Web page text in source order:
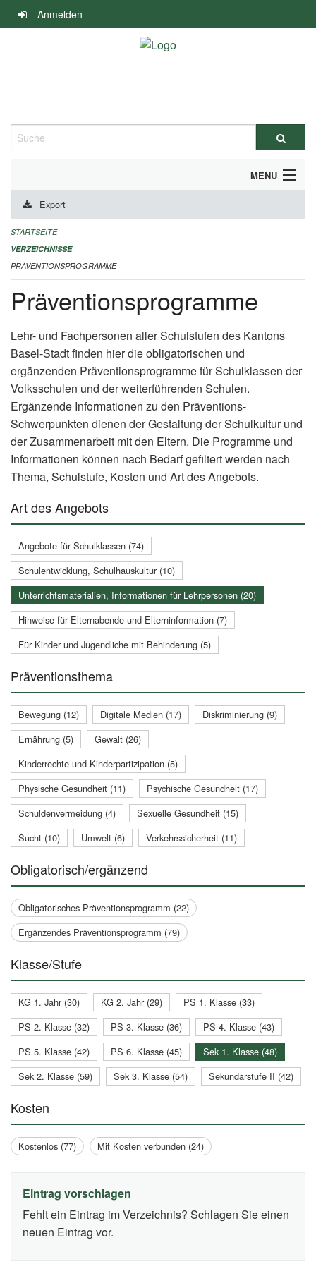
Navigation
überspringen
Anmelden
Suche
MENU
DURCHFÜHRUNG UND FINANZIERUNG
IMPRESSUM
Export
STARTSEITE
VERZEICHNISSE
PRÄVENTIONSPROGRAMME
Präventionsprogramme
Lehr- und Fachpersonen aller Schulstufen des Kantons
Basel-Stadt finden hier die obligatorischen und
ergänzenden Präventionsprogramme für Schulklassen der
Volksschulen und der weiterführenden Schulen.
Ergänzende Informationen zu den Präventions-
Schwerpunkten dienen der Gestaltung der Schulkultur und
der Zusammenarbeit mit den Eltern. Die Programme und
Informationen können nach Bedarf gefiltert werden nach
Thema, Schulstufe, Kosten und Art des Angebots.
Art des Angebots
Angebote für Schulklassen (74)
Schulentwicklung, Schulhauskultur (10)
Unterrichtsmaterialien, Informationen für Lehrpersonen (20)
Hinweise für Elternabende und Elterninformation (7)
Für Kinder und Jugendliche mit Behinderung (5)
Präventionsthema
Bewegung (12) Digitale Medien (17)
Diskriminierung (9)
Ernährung (5)
Gewalt (26)
Kinderrechte und Kinderpartizipation (5)
Physische Gesundheit (11)
Psychische Gesundheit (17)
Schuldenvermeidung (4)
Sexuelle Gesundheit (15)
Sucht (10)
Umwelt (6) Verkehrssicherheit (11)
Obligatorisch/ergänzend
Obligatorisches Präventionsprogramm (22)
Ergänzendes Präventionsprogramm (79)
Klasse/Stufe
KG 1. Jahr (30) KG 2. Jahr (29)
PS 1. Klasse (33)
PS 2. Klasse (32)
PS 3. Klasse (36)
PS 4. Klasse (43)
PS 5. Klasse (42)
PS 6. Klasse (45)
Sek 1. Klasse (48)
Sek 2. Klasse (59)
Sek 3. Klasse (54) Sekundarstufe II (42)
Kosten
Kostenlos (77) Mit Kosten verbunden (24)
Eintrag vorschlagen
Fehlt ein Eintrag im Verzeichnis? Schlagen Sie einen
neuen Eintrag vor.